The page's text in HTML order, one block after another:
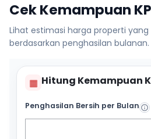
Cek Kemampuan
Lihat estimasi harga properti yang
berdasarkan penghasilan bulanan.
▦ Hitung Kemampuan
Penghasilan Bersih per Bulan